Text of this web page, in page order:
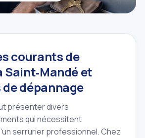
courants de
Saint‑Mandé et
dépannage
présenter divers
qui nécessitent
serrurier professionnel. Chez